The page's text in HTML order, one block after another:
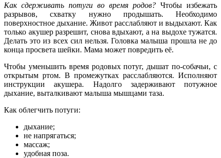
Как сдерживать потуги во время родов? Чтобы избежать
разрывов, схватку нужно продышать. Необходимо
поверхностное дыхание. Живот расслабляют и выдыхают. Как
только акушер разрешит, снова вдыхают, а на выдохе тужатся.
Делать это из всех сил нельзя. Головка малыша прошла не до
конца просвета шейки. Мама может повредить её.
Чтобы уменьшить время родовых потуг, дышат по-собачьи, с
открытым ртом. В промежутках расслабляются. Исполняют
инструкции акушера. Надолго задерживают потужное
дыхание, выталкивают малыша мышцами таза.
Как облегчить потуги:
дыхание;
не напрягаться;
массаж;
удобная поза.